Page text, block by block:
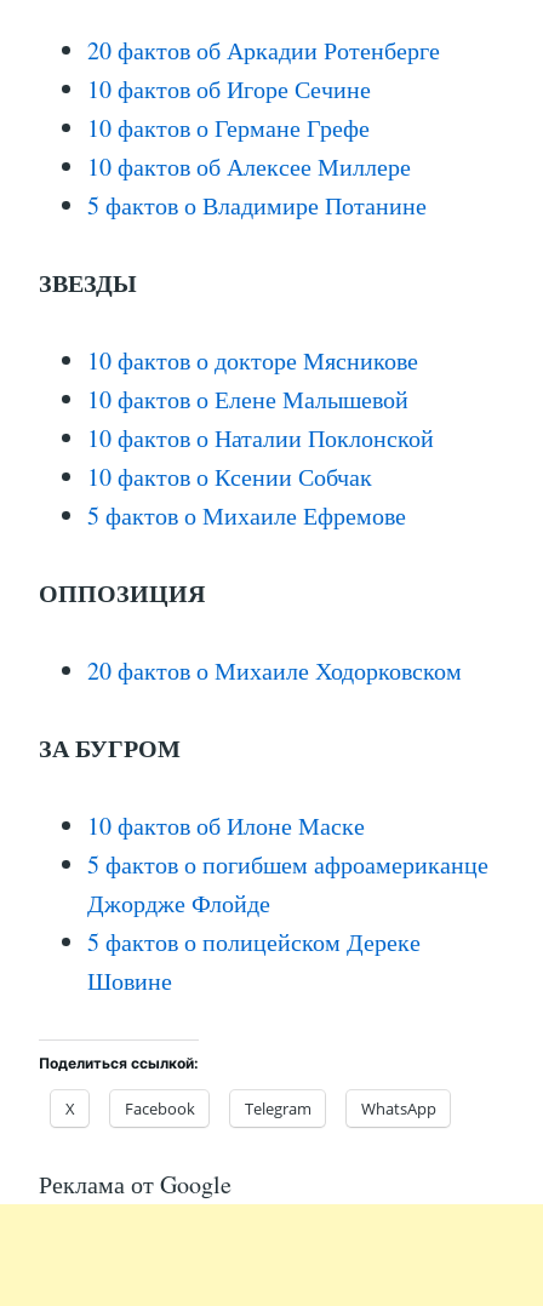
20 фактов об Аркадии Ротенберге
10 фактов об Игоре Сечине
10 фактов о Германе Грефе
10 фактов об Алексее Миллере
5 фактов о Владимире Потанине
ЗВЕЗДЫ
10 фактов о докторе Мясникове
10 фактов о Елене Малышевой
10 фактов о Наталии Поклонской
10 фактов о Ксении Собчак
5 фактов о Михаиле Ефремове
ОППОЗИЦИЯ
20 фактов о Михаиле Ходорковском
ЗА БУГРОМ
10 фактов об Илоне Маске
5 фактов о погибшем афроамериканце
Джордже Флойде
5 фактов о полицейском Дереке
Шовине
Поделиться ссылкой:
X Facebook Telegram WhatsApp
Реклама от Google